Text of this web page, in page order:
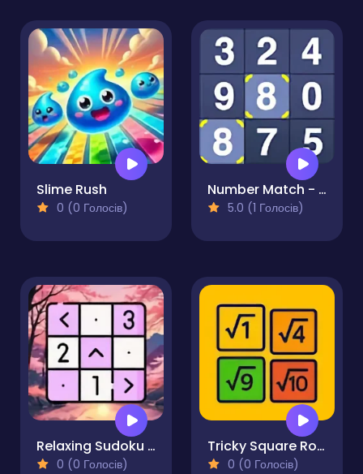
Slime Rush
0 (0 Голосів)
Number Match - Match Ten
5.0 (1 Голосів)
Relaxing Sudoku and Futoshiki
0 (0 Голосів)
Tricky Square Roots
0 (0 Голосів)